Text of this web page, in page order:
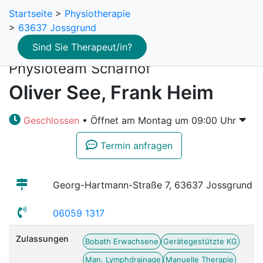
Startseite > Physiotherapie
> 63637 Jossgrund
Sind Sie Therapeut/in?
Physioteam Schafhof
Oliver See, Frank Heim
Geschlossen • Öffnet am Montag um 09:00 Uhr
Termin anfragen
Georg-Hartmann-Straße 7, 63637 Jossgrund
06059 1317
Zulassungen Bobath Erwachsene Gerätegestützte KG
Man. Lymphdrainage
Manuelle Therapie